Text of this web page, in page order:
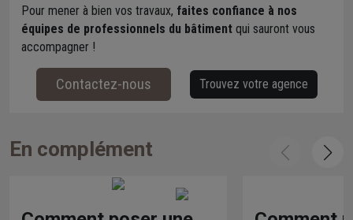
Pour mener à bien vos travaux, faites confiance à nos
équipes de professionnels du bâtiment qui sauront vous
accompagner !
Contactez-nous Trouvez votre agence
En complément